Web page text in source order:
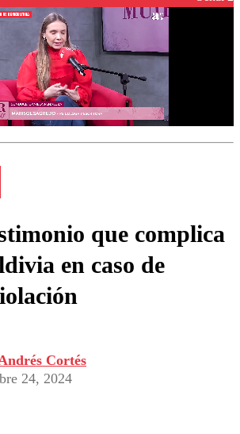
que complica
en caso de
Cortés
24, 2024